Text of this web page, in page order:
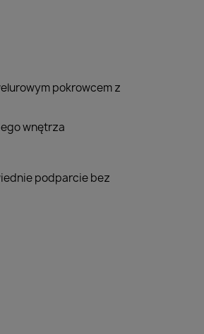
pokrowcem z
wnętrza
podparcie bez